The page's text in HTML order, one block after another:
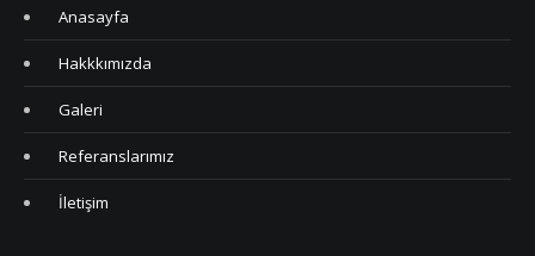
Anasayfa
Hakkkımızda
Galeri
Referanslarımız
İletişim